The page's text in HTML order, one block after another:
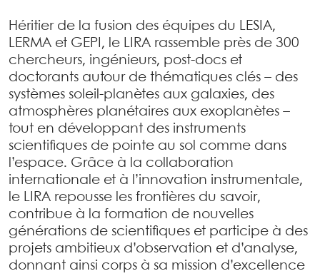
Héritier de la fusion des équipes du LESIA,
LERMA et GEPI, le LIRA rassemble près de 300
chercheurs, ingénieurs, post-docs et
doctorants autour de thématiques clés – des
systèmes soleil-planètes aux galaxies, des
atmosphères planétaires aux exoplanètes –
tout en développant des instruments
scientifiques de pointe au sol comme dans
l’espace. Grâce à la collaboration
internationale et à l’innovation instrumentale,
le LIRA repousse les frontières du savoir,
contribue à la formation de nouvelles
générations de scientifiques et participe à des
projets ambitieux d’observation et d’analyse,
donnant ainsi corps à sa mission d’excellence